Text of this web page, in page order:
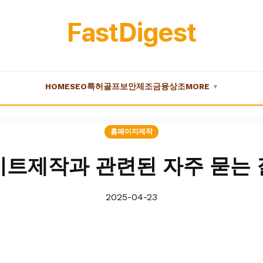
FastDigest
HOMESEO특허 골프보안제조금융상조MORE ▼
홈페이지제작
트제작과 관련된 자주 묻는
2025-04-23